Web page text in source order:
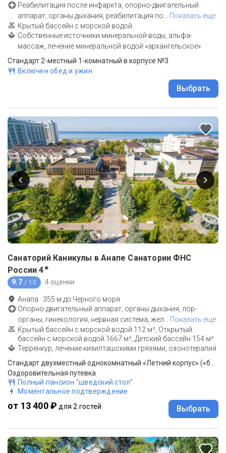
Реабилитация после инфаркта, опорно-двигательный
аппарат, органы дыхания, реабилитация по
Показать еще
Крытый бассейн с морской водой
Собственные источники минеральной воды, альфа-
массаж, лечение минеральной водой «архангельское»
Стандарт 2-местный 1-комнатный в корпусе №3
Включен обед и ужин
Выбрать
Санаторий Каникулы в Анапе Санатории ФНС
России 4★
9.7 / 10 4 оценки
Анапа · 355 м до Черного моря
Опорно-двигательный аппарат, органы дыхания, лор-
органы, гинекология, нервная система, жел
Показать еще
Крытый бассейн с морской водой 112 м², Открытый
бассейн с морской водой 1667 м², Детский бассейн 154 м²
Терренкур, лечение кизилташскими грязями, озонотерапия
Оздоровительная путевка
Полный пансион "шведский стол"
Моментальное подтверждение
от 13 400 ₽ для 2 гостей Выбрать